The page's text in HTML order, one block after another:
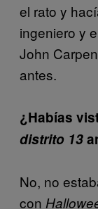
el rato y
ingeniero y
John
antes.
¿Habías
distrito 13
No, no
con